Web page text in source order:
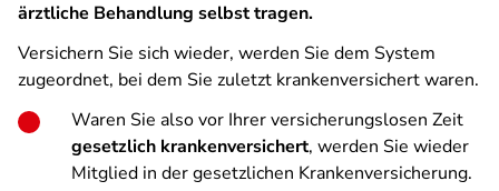
ärztliche Behandlung selbst tragen.
Versichern Sie sich wieder, werden Sie dem System
zugeordnet, bei dem Sie zuletzt krankenversichert waren.
Waren Sie also vor Ihrer versicherungslosen Zeit
gesetzlich krankenversichert, werden Sie wieder
Mitglied in der gesetzlichen Krankenversicherung.